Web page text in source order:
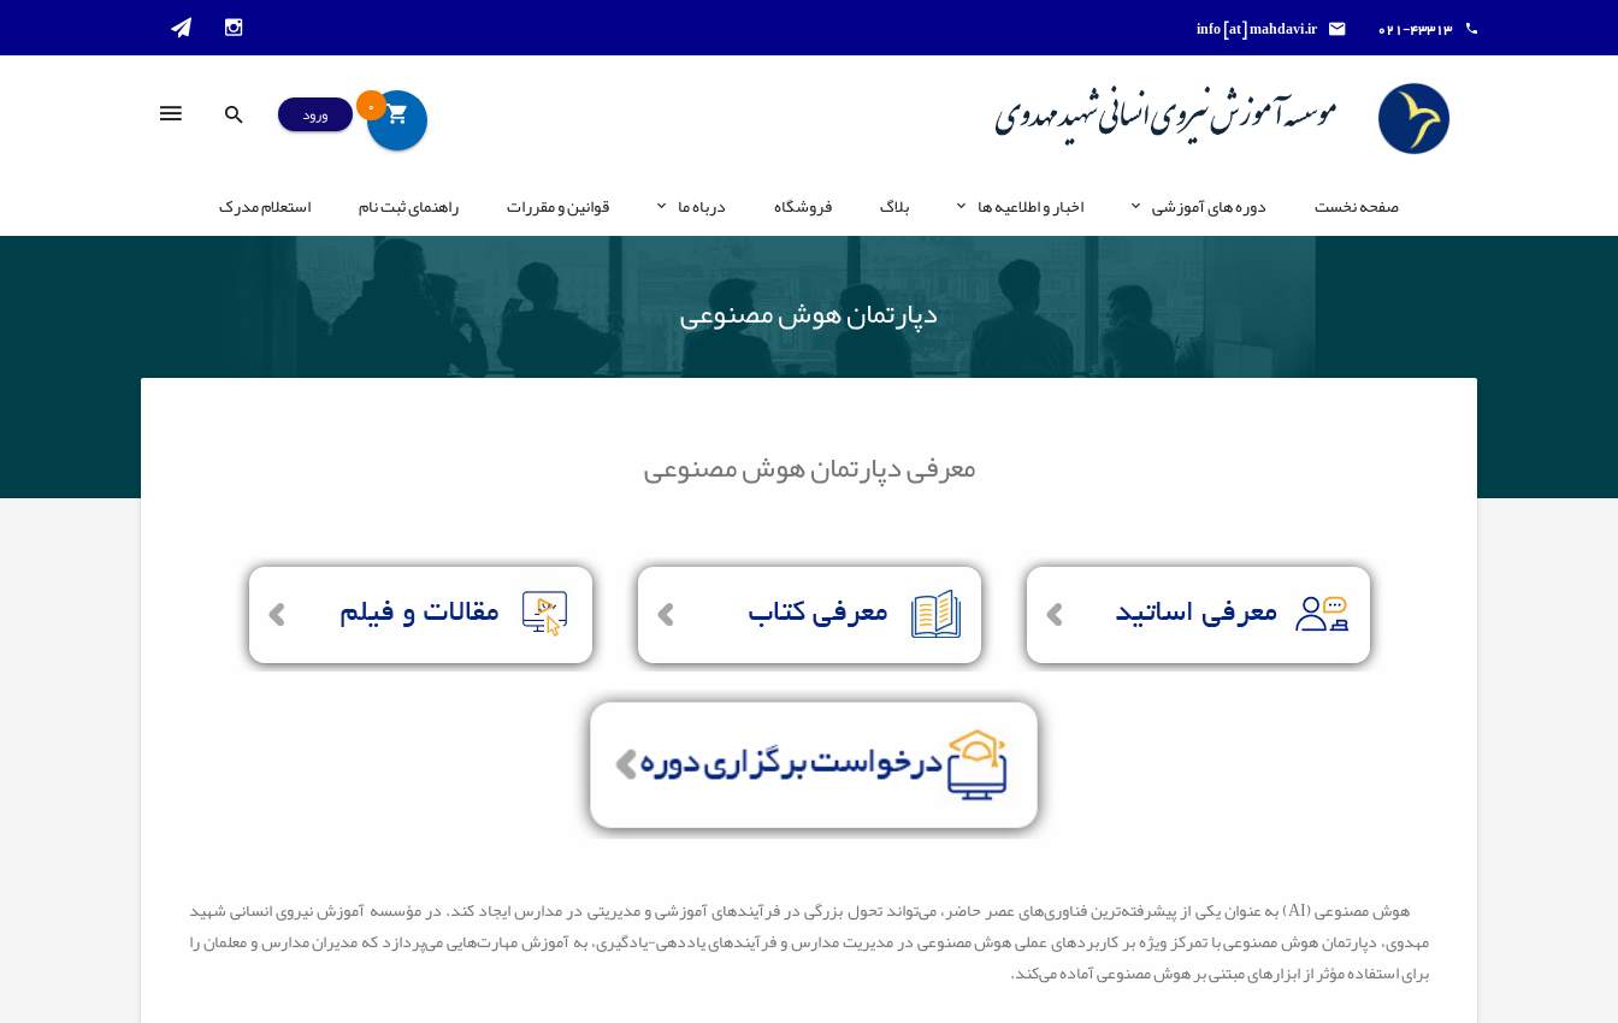
021-43313
info [at] mahdavi.ir
0 ورود
صفحه نخست دوره های آموزشی اخبار و اطلاعیه ها بلاگ فروشگاه درباه ما قوانین و مقررات راهنمای ثبت نام استعلام مدرک
دپارتمان هوش مصنوعی
معرفی دپارتمان هوش مصنوعی
هوش مصنوعی(AI)
به عنوان یکی از پیشرفته‌ترین فناوری‌های عصر حاضر، می‌تواند تحول بزرگی در فرآیندهای آموزشی و مدیریتی در مدارس ایجاد کند. در مؤسسه آموزش نیروی انسانی شهید
مهدوی، دپارتمان هوش مصنوعی با تمرکز ویژه بر کاربردهای عملی هوش مصنوعی در مدیریت مدارس و فرآیندهای یاددهی-یادگیری، به آموزش مهارت‌هایی می‌پردازد که مدیران مدارس و معلمان را
برای استفاده مؤثر از ابزارهای مبتنی بر هوش مصنوعی آماده می‌کند.